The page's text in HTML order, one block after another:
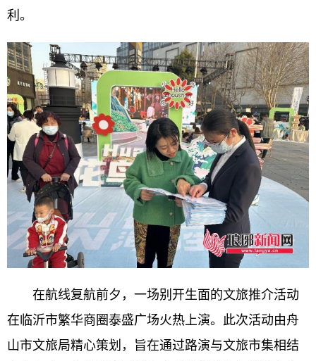
利。
在航线复航前夕，一场别开生面的文旅推介活动
在临沂市繁华商圈泰盛广场火热上演。此次活动由舟
山市文旅局精心策划，旨在通过路演与文旅市集相结